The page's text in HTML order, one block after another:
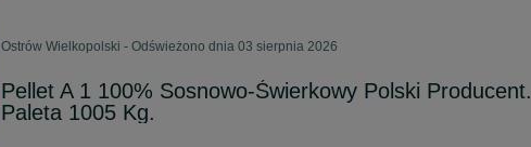
Ostrów Wielkopolski - Odświeżono dnia 03 sierpnia 2026
Pellet A 1 100% Sosnowo-Świerkowy Polski Producent.
Paleta 1005 Kg.